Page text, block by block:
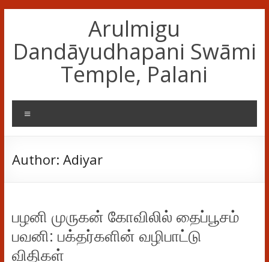
Arulmigu
Dandāyudhapani Swāmi
Temple, Palani
Author: Adiyar
பழனி முருகன் கோவிலில் தைப்பூசம்
பவனி: பக்தர்களின் வழிபாட்டு
விதிகள்